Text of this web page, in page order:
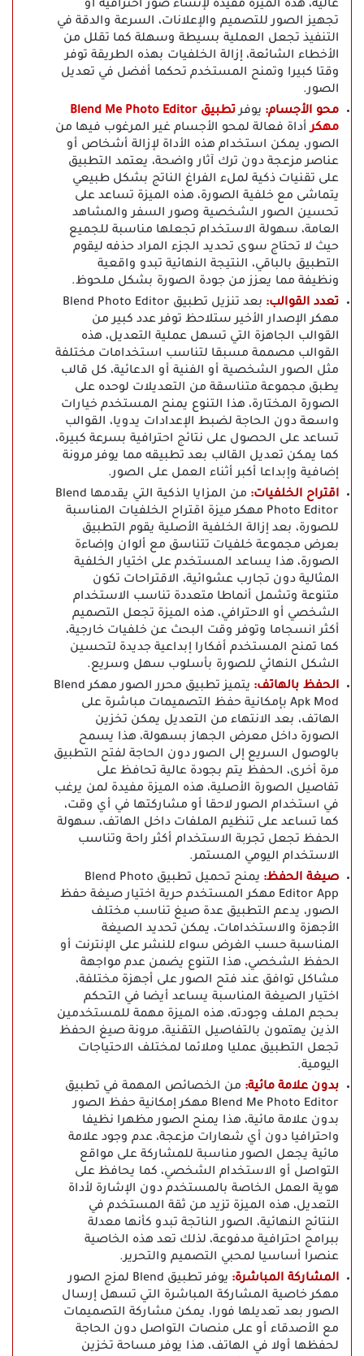
عالية، هذه الميزة مفيدة لإنشاء صور احترافية أو
تجهيز الصور للتصميم والإعلانات، السرعة والدقة في
التنفيذ تجعل العملية بسيطة وسهلة كما تقلل من
الأخطاء الشائعة، إزالة الخلفيات بهذه الطريقة توفر
وقتا كبيرا وتمنح المستخدم تحكما أفضل في تعديل
الصور.
محو الأجسام: يوفر
تطبيق Blend Me Photo Editor
مهكرأداة فعالة لمحو الأجسام غير المرغوب فيها من
الصور، يمكن استخدام هذه الأداة لإزالة أشخاص أو
عناصر مزعجة دون ترك آثار واضحة، يعتمد التطبيق
على تقنيات ذكية لملء الفراغ الناتج بشكل طبيعي
يتماشى مع خلفية الصورة، هذه الميزة تساعد على
تحسين الصور الشخصية وصور السفر والمشاهد
العامة، سهولة الاستخدام تجعلها مناسبة للجميع
حيث لا تحتاج سوى تحديد الجزء المراد حذفه ليقوم
التطبيق بالباقي، النتيجة النهائية تبدو واقعية
ونظيفة مما يعزز من جودة الصورة بشكل ملحوظ.
تعدد القوالب:
بعد تنزيل تطبيق Blend Photo Editor
مهكر الإصدار الأخير ستلاحظ توفر عدد كبير من
القوالب الجاهزة التي تسهل عملية التعديل، هذه
القوالب مصممة مسبقا لتناسب استخدامات مختلفة
مثل الصور الشخصية أو الفنية أو الدعائية، كل قالب
يطبق مجموعة متناسقة من التعديلات لوحده على
الصورة المختارة، هذا التنوع يمنح المستخدم خيارات
واسعة دون الحاجة لضبط الإعدادات يدويا، القوالب
تساعد على الحصول على نتائج احترافية بسرعة كبيرة،
كما يمكن تعديل القالب بعد تطبيقه مما يوفر مرونة
إضافية وإبداعا أكبر أثناء العمل على الصور.
اقتراح الخلفيات:
من المزايا الذكية التي يقدمها Blend
Photo Editor مهكر ميزة اقتراح الخلفيات المناسبة
للصورة، بعد إزالة الخلفية الأصلية يقوم التطبيق
بعرض مجموعة خلفيات تتناسق مع ألوان وإضاءة
الصورة، هذا يساعد المستخدم على اختيار الخلفية
المثالية دون تجارب عشوائية، الاقتراحات تكون
متنوعة وتشمل أنماطا متعددة تناسب الاستخدام
الشخصي أو الاحترافي، هذه الميزة تجعل التصميم
أكثر انسجاما وتوفر وقت البحث عن خلفيات خارجية،
كما تمنح المستخدم أفكارا إبداعية جديدة لتحسين
الشكل النهائي للصورة بأسلوب سهل وسريع.
الحفظ بالهاتف:
يتميز تطبيق محرر الصور مهكر Blend
Apk Mod بإمكانية حفظ التصميمات مباشرة على
الهاتف، بعد الانتهاء من التعديل يمكن تخزين
الصورة داخل معرض الجهاز بسهولة، هذا يسمح
بالوصول السريع إلى الصور دون الحاجة لفتح التطبيق
مرة أخرى، الحفظ يتم بجودة عالية تحافظ على
تفاصيل الصورة الأصلية، هذه الميزة مفيدة لمن يرغب
في استخدام الصور لاحقا أو مشاركتها في أي وقت،
كما تساعد على تنظيم الملفات داخل الهاتف، سهولة
الحفظ تجعل تجربة الاستخدام أكثر راحة وتناسب
الاستخدام اليومي المستمر.
صيغة الحفظ:
يمنح تحميل تطبيق Blend Photo
Editor App مهكر المستخدم حرية اختيار صيغة حفظ
الصور، يدعم التطبيق عدة صيغ تناسب مختلف
الأجهزة والاستخدامات، يمكن تحديد الصيغة
المناسبة حسب الغرض سواء للنشر على الإنترنت أو
الحفظ الشخصي، هذا التنوع يضمن عدم مواجهة
مشاكل توافق عند فتح الصور على أجهزة مختلفة،
اختيار الصيغة المناسبة يساعد أيضا في التحكم
بحجم الملف وجودته، هذه الميزة مهمة للمستخدمين
الذين يهتمون بالتفاصيل التقنية، مرونة صيغ الحفظ
تجعل التطبيق عمليا وملائما لمختلف الاحتياجات
اليومية.
بدون علامة مائية: من الخصائص المهمة في تطبيق
Blend Me Photo Editor مهكر إمكانية حفظ الصور
بدون علامة مائية، هذا يمنح الصور مظهرا نظيفا
واحترافيا دون أي شعارات مزعجة، عدم وجود علامة
مائية يجعل الصور مناسبة للمشاركة على مواقع
التواصل أو الاستخدام الشخصي، كما يحافظ على
هوية العمل الخاصة بالمستخدم دون الإشارة لأداة
التعديل، هذه الميزة تزيد من ثقة المستخدم في
النتائج النهائية، الصور الناتجة تبدو كأنها معدلة
ببرامج احترافية مدفوعة، لذلك تعد هذه الخاصية
عنصرا أساسيا لمحبي التصميم والتحرير.
المشاركة المباشرة:
يوفر تطبيق Blend لمزج الصور
مهكر خاصية المشاركة المباشرة التي تسهل إرسال
الصور بعد تعديلها فورا، يمكن مشاركة التصميمات
مع الأصدقاء أو على منصات التواصل دون الحاجة
لحفظها أولا في الهاتف، هذا يوفر مساحة تخزين